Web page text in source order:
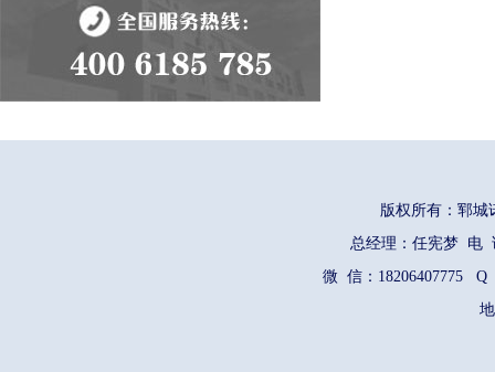
版权所有：郓
总经理：任宪梦 电
微 信：18206407775